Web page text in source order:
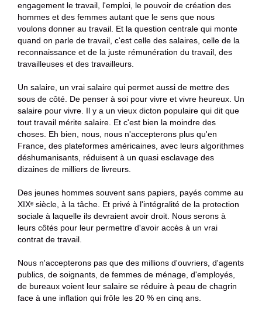
engagement le travail, l'emploi, le pouvoir de création des
hommes et des femmes autant que le sens que nous
voulons donner au travail. Et la question centrale qui monte
quand on parle de travail, c'est celle des salaires, celle de la
reconnaissance et de la juste rémunération du travail, des
travailleuses et des travailleurs.
Un salaire, un vrai salaire qui permet aussi de mettre des
sous de côté. De penser à soi pour vivre et vivre heureux. Un
salaire pour vivre. Il y a un vieux dicton populaire qui dit que
tout travail mérite salaire. Et c'est bien la moindre des
choses. Eh bien, nous, nous n'accepterons plus qu'en
France, des plateformes américaines, avec leurs algorithmes
déshumanisants, réduisent à un quasi esclavage des
dizaines de milliers de livreurs.
Des jeunes hommes souvent sans papiers, payés comme au
XIXᵉ siècle, à la tâche. Et privé à l'intégralité de la protection
sociale à laquelle ils devraient avoir droit. Nous serons à
leurs côtés pour leur permettre d'avoir accès à un vrai
contrat de travail.
Nous n'accepterons pas que des millions d'ouvriers, d'agents
publics, de soignants, de femmes de ménage, d'employés,
de bureaux voient leur salaire se réduire à peau de chagrin
face à une inflation qui frôle les 20 % en cinq ans.